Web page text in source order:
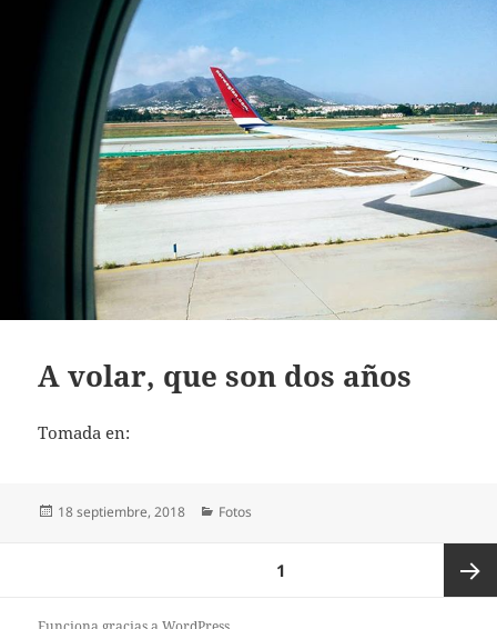
A volar, que son dos años
Tomada en:
Publicado
18 septiembre, 2018 Categorías
Fotos
1